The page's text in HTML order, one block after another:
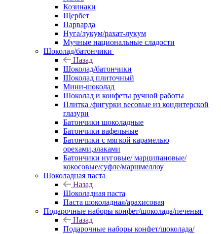
Козинаки
Щербет
Парварда
Нуга/лукум/рахат-лукум
Мучные национальные сладости
Шоколад/батончики
Назад
Шоколад/батончики
Шоколад плиточный
Мини-шоколад
Шоколад и конфеты ручной работы
Плитка /фигурки весовые из кондитерской
глазури
Батончики шоколадные
Батончики вафельные
Батончики с мягкой карамелью
орехами,злаками
Батончики нуговые/ марципановые/
кокосовые/суфле/маршмеллоу
Шоколадная паста
Назад
Шоколадная паста
Паста шоколадная/арахисовая
Подарочные наборы конфет/шоколада/печенья
Назад
Подарочные наборы конфет/шоколада/